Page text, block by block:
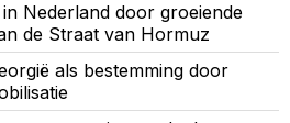
Nederland door groeiende
de Straat van Hormuz
als bestemming door